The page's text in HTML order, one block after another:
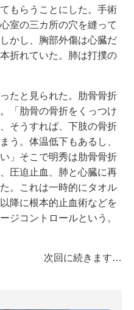
もらうことにした。手術
室の三カ所の穴を縫って
かし、胸部外傷は心臓だ
折れていた。肺は打撲の
たと見られた。肋骨骨折
「肋骨の骨折をくっつけ
そうすれば、下肢の骨折
う。体温低下もあるし、
」そこで明秀は肋骨骨折
圧迫止血、肺と心臓に再
。これは一時的にタオル
降に根本的止血術などを
ジコントロールという。
次回に続きます…